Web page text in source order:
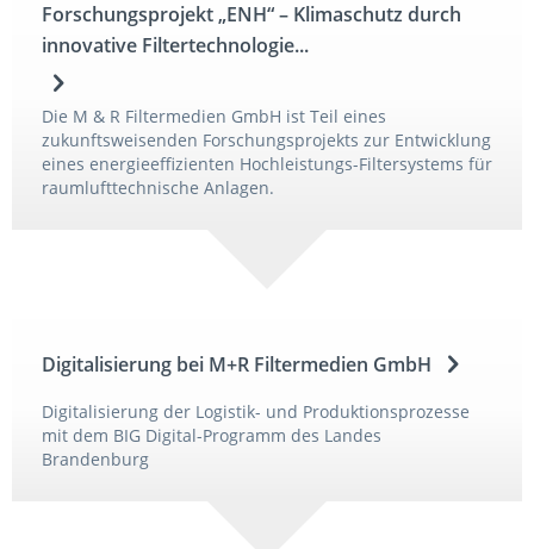
Forschungsprojekt „ENH“ – Klimaschutz durch
innovative Filtertechnologie...
Die M & R Filtermedien GmbH ist Teil eines
zukunftsweisenden Forschungsprojekts zur Entwicklung
eines energieeffizienten Hochleistungs-Filtersystems für
raumlufttechnische Anlagen.
Digitalisierung bei M+R Filtermedien GmbH
Digitalisierung der Logistik- und Produktionsprozesse
mit dem BIG Digital-Programm des Landes
Brandenburg